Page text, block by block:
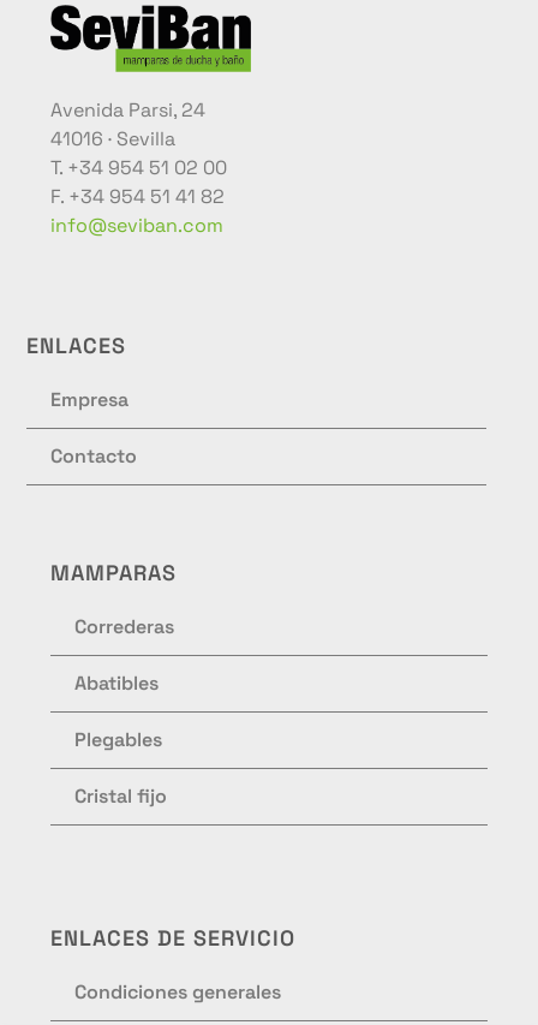
Avenida Parsi, 24
41016 · Sevilla
T. +34 954 51 02 00
F. +34 954 51 41 82
info@seviban.com
ENLACES
Empresa
Contacto
MAMPARAS
Correderas
Abatibles
Plegables
Cristal fijo
ENLACES DE SERVICIO
Condiciones generales